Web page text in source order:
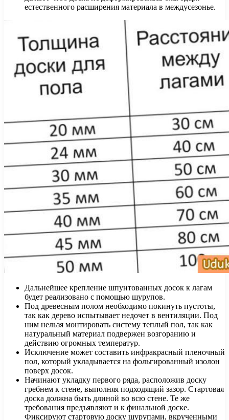
естественного расширения материала в междусезонье.
Дальнейшее крепление шпунтованных досок к лагам
будет реализовано с помощью шурупов.
Под древесным полом необходимо покинуть пустоты,
так как дерево испытывает недочет в вентиляции. Под
ним нельзя монтировать систему теплый пол, так как
натуральный материал подвержен возгоранию и
действию огромных температур.
Исключение может составить инфракрасный пленочный
пол, который укладывается на фольгированный изолон
поверх досок.
Начинают укладку первого ряда, расположив доску
гребнем к стене, выполняя подходящий зазор. Стартовая
доска должна быть длиной во всю стене. Те же
требования предъявляют и к финальной доске.
Фиксируют стартовую доску шурупами, вкрученными